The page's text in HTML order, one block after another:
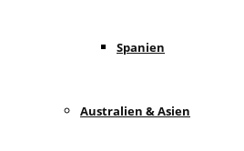
Spanien
Australien & Asien